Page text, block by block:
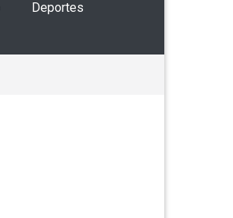
Deportes